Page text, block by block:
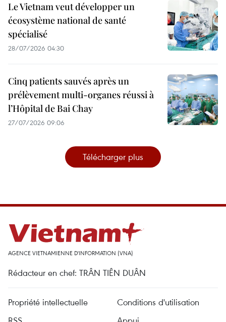
Le Vietnam veut développer un
écosystème national de santé
spécialisé
28/07/2026 04:30
Cinq patients sauvés après un
prélèvement multi-organes réussi à
l’Hôpital de Bai Chay
27/07/2026 09:06
Télécharger plus
AGENCE VIETNAMIENNE D'INFORMATION (VNA)
Rédacteur en chef: TRÂN TIÊN DUÂN
Propriété intellectuelle
Conditions d'utilisation